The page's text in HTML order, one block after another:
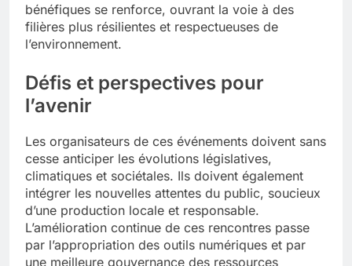
bénéfiques se renforce, ouvrant la voie à des
filières plus résilientes et respectueuses de
l’environnement.
Défis et perspectives pour
l’avenir
Les organisateurs de ces événements doivent sans
cesse anticiper les évolutions législatives,
climatiques et sociétales. Ils doivent également
intégrer les nouvelles attentes du public, soucieux
d’une production locale et responsable.
L’amélioration continue de ces rencontres passe
par l’appropriation des outils numériques et par
une meilleure gouvernance des ressources